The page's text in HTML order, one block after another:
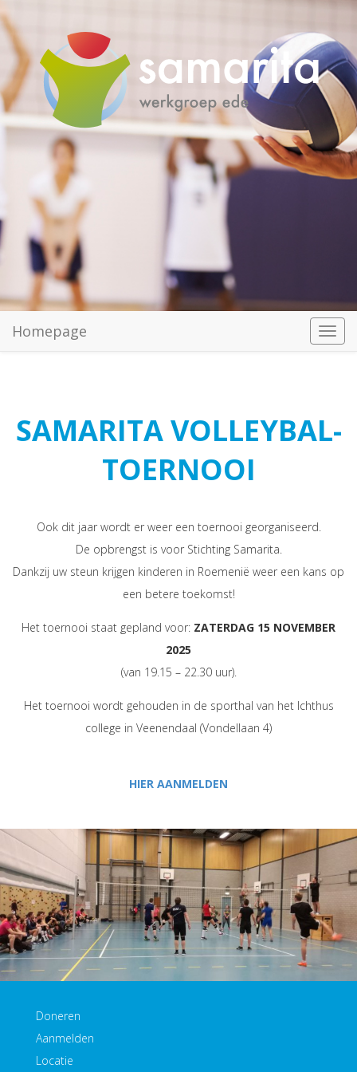
Homepage
SAMARITA VOLLEYBAL­
TOERNOOI
Ook dit jaar wordt er weer een toernooi georganiseerd.
De opbrengst is voor Stichting Samarita.
Dankzij uw steun krijgen kinderen in Roemenië weer een kans op
een betere toekomst!
Het toernooi staat gepland voor: ZATERDAG 15 NOVEMBER
2025
(van 19.15 – 22.30 uur).
Het toernooi wordt gehouden in de sporthal van het Ichthus
college in Veenendaal (Vondellaan 4)
HIER AANMELDEN
Doneren
Aanmelden
Locatie